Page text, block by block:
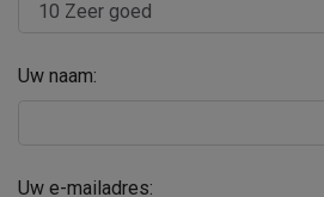
Uw naam:
Uw e-mailadres: